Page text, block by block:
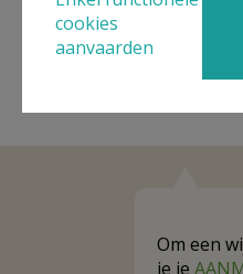
Om een
je je
cookies
aanvaarden